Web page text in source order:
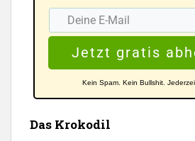
Jetzt gratis
Kein Spam. Kein Bullshit.
Das Krokodil